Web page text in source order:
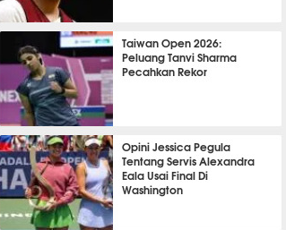
BASKET
Taiwan Open 2026:
Peluang Tanvi Sharma
Pecahkan Rekor
BADMINTON
Opini Jessica Pegula
Tentang Servis Alexandra
Eala Usai Final Di
Washington